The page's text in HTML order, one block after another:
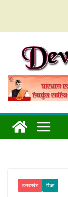
content
उत्तराखंड शिक्षा